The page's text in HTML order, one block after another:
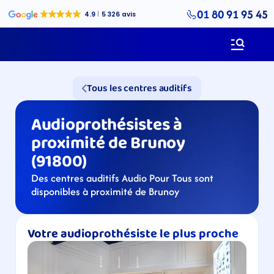
01 80 91 95 45
Tous les centres auditifs
Audioprothésistes à
proximité de Brunoy
(91800)
Des centres auditifs Audio Pour Tous sont
disponibles à proximité de Brunoy
Votre audioprothésiste le plus proche